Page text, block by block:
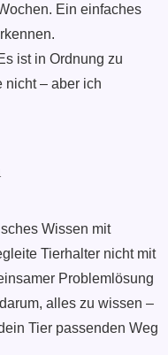
Ein einfaches
ist in Ordnung zu
nicht – aber ich
Wissen mit
Tierhalter nicht mit
Problemlösung
alles zu wissen –
Tier passenden Weg